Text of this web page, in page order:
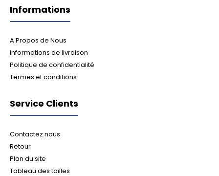
Informations
A Propos de Nous
Informations de livraison
Politique de confidentialité
Termes et conditions
Service Clients
Contactez nous
Retour
Plan du site
Tableau des tailles